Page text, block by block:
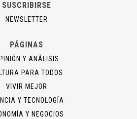
SUSCRIBIRSE
NEWSLETTER
PÁGINAS
Y ANÁLISIS
PARA TODOS
VIVIR MEJOR
Y TECNOLOGÍA
Y NEGOCIOS